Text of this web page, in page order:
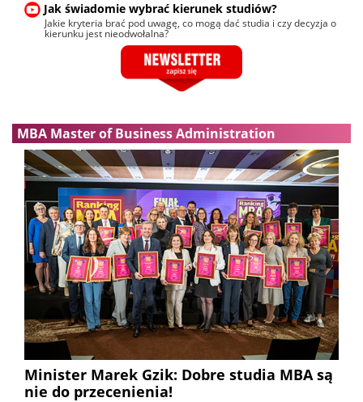
Jak świadomie wybrać kierunek studiów?
Jakie kryteria brać pod uwagę, co mogą dać studia i czy decyzja o
kierunku jest nieodwołalna?
MBA Master of Business Administration
Minister Marek Gzik: Dobre studia MBA są
nie do przecenienia!